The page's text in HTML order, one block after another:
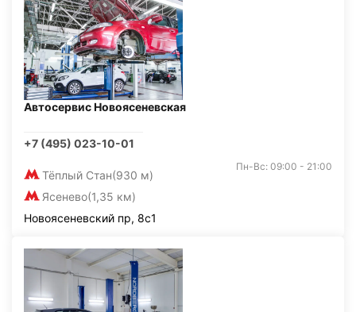
Автосервис Новоясеневская
+7 (495) 023-10-01
Тёплый Стан(930 м)
Ясенево(1,35 км)
Пн-Вс: 09:00 - 21:00
Новоясеневский пр, 8с1